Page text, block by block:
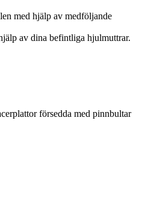
med hjälp av medföljande
av dina befintliga hjulmuttrar.
försedda med pinnbultar